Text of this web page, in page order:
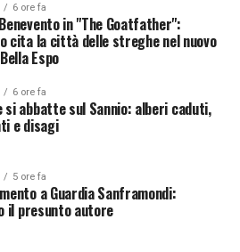
6 ore fa
in "The Goatfather":
cita la città delle streghe nel nuovo
Espo
6 ore fa
si abbatte sul Sannio: alberi caduti,
e disagi
5 ore fa
a Guardia Sanframondi:
il presunto autore